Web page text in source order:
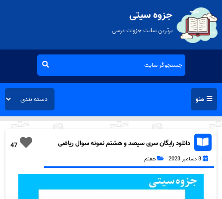
جزوه سیتی
برترین سایت جزوات درسی
منو
47
دانلود رایگان سری سیصد و هشتم نمونه سوال ریاضی
هفتم به همراه pdf
8 دسامبر 2023 هفتم